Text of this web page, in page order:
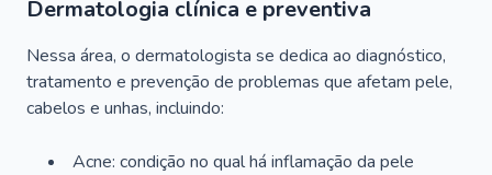
Dermatologia clínica e preventiva
Nessa área, o dermatologista se dedica ao diagnóstico,
tratamento e prevenção de problemas que afetam pele,
cabelos e unhas, incluindo:
Acne: condição no qual há inflamação da pele